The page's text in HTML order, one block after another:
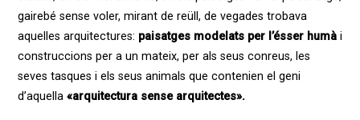
gairebé sense voler, mirant de reüll, de vegades trobava
aquelles arquitectures: paisatges modelats per l’ésser humài
construccions per a un mateix, per als seus conreus, les
seves tasques i els seus animals que contenien el geni
d’aquella«arquitectura sense arquitectes».